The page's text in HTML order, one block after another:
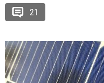
21